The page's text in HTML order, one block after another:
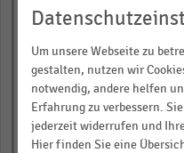
Range:
categories.
The
chart
has
2013201420152016
0,00
Über
Rund
Download als
… und vieles
JETZT
Um unsere Webseite zu
gestalten, nutzen wir
notwendig, andere helfen
Erfahrung zu verbessern.
jederzeit widerrufen und
Hier finden Sie eine